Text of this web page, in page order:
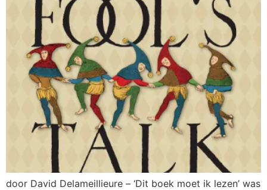
door David Delameillieure – ‘Dit boek moet ik lezen’ was